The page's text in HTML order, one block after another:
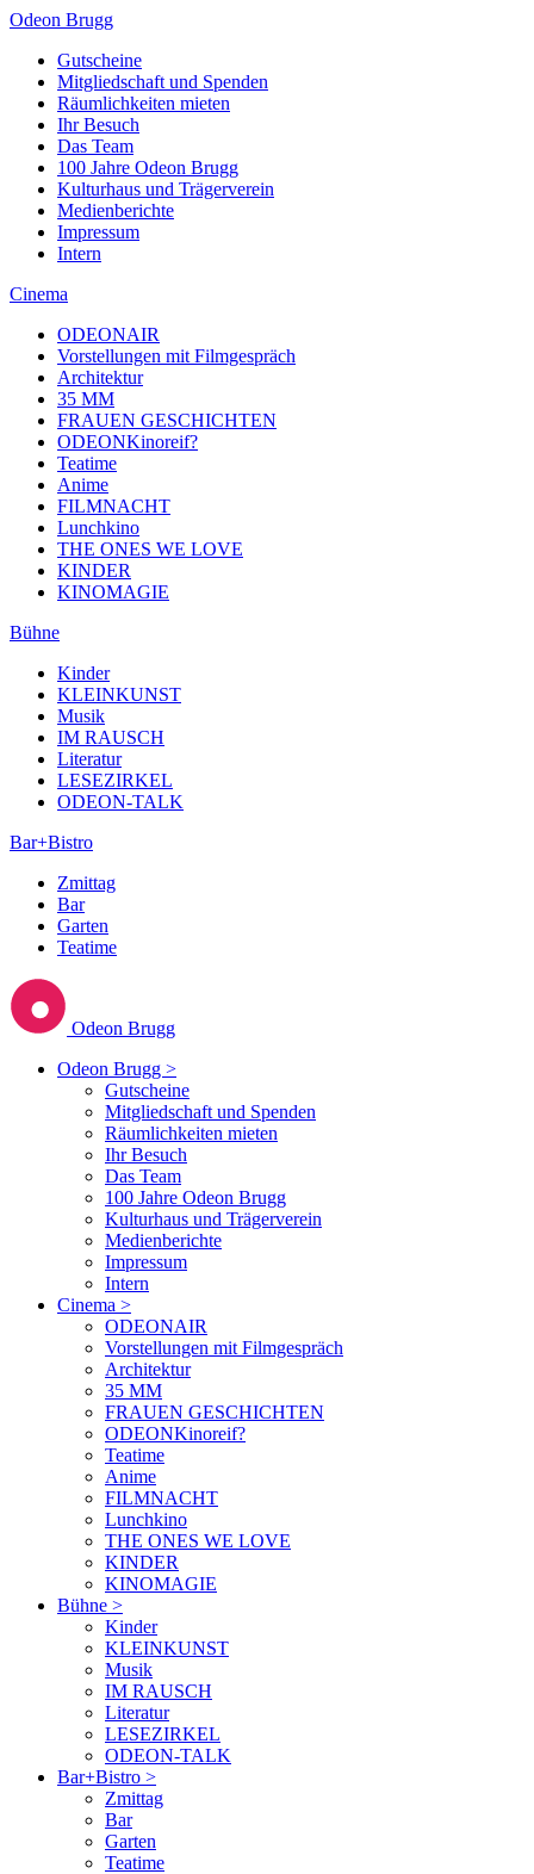
Odeon Brugg
Gutscheine
Mitgliedschaft und Spenden
Räumlichkeiten mieten
Ihr Besuch
Das Team
100 Jahre Odeon Brugg
Kulturhaus und Trägerverein
Medienberichte
Impressum
Intern
Cinema
ODEONAIR
Vorstellungen mit Filmgespräch
Architektur
35 MM
FRAUEN GESCHICHTEN
ODEONKinoreif?
Teatime
Anime
FILMNACHT
Lunchkino
THE ONES WE LOVE
KINDER
KINOMAGIE
Bühne
Kinder
KLEINKUNST
Musik
IM RAUSCH
Literatur
LESEZIRKEL
ODEON-TALK
Bar+Bistro
Zmittag
Bar
Garten
Teatime
Odeon Brugg
Odeon Brugg >
Gutscheine
Mitgliedschaft und Spenden
Räumlichkeiten mieten
Ihr Besuch
Das Team
100 Jahre Odeon Brugg
Kulturhaus und Trägerverein
Medienberichte
Impressum
Intern
Cinema >
ODEONAIR
Vorstellungen mit Filmgespräch
Architektur
35 MM
FRAUEN GESCHICHTEN
ODEONKinoreif?
Teatime
Anime
FILMNACHT
Lunchkino
THE ONES WE LOVE
KINDER
KINOMAGIE
Bühne >
Kinder
KLEINKUNST
Musik
IM RAUSCH
Literatur
LESEZIRKEL
ODEON-TALK
Bar+Bistro >
Zmittag
Bar
Garten
Teatime